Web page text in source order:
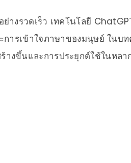
งรวดเร็ว เทคโนโลยี
ารเข้าใจภาษาของมนุษย์ ในบท
งขึ้นและการประยุกต์ใช้ในหลา